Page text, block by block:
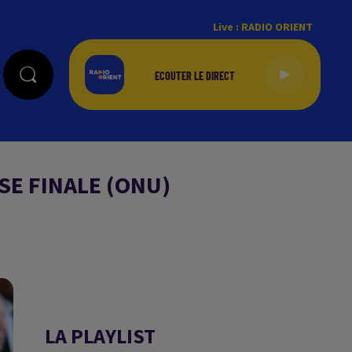
Live : RADIO ORIENT
FINALE (ONU)
LA PLAYLIST